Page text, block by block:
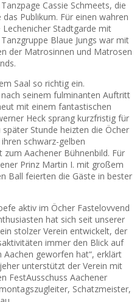
Cassie Schmeets, die
Publikum. Für einen wahren
Stadtgarde mit
Blaue Jungs war mit
der Matrosinnen und Matrosen
Saal so richtig ein.
seinem fulminanten Auftritt
mit einem fantastischen
Heck sprang kurzfristig für
Stunde heizten die Öcher
schwarz-gelben
Aachener Bühnenbild. Für
Prinz Martin I. mit großem
Ball feierten die Gäste in bester
aktiv im Öcher Fastelovvend
hat sich seit unserer
stolzer Verein entwickelt, der
immer den Blick auf
geworfen hat“, erklärt
unterstützt der Verein mit
FestAusschuss Aachener
Schatzmeister,